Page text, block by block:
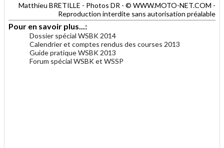
Matthieu BRETILLE - Photos DR - © WWW.MOTO-NET.COM -
Reproduction interdite sans autorisation préalable
Pour en savoir plus...:
Dossier spécial WSBK 2014
Calendrier et comptes rendus des courses 2013
Guide pratique WSBK 2013
Forum spécial WSBK et WSSP